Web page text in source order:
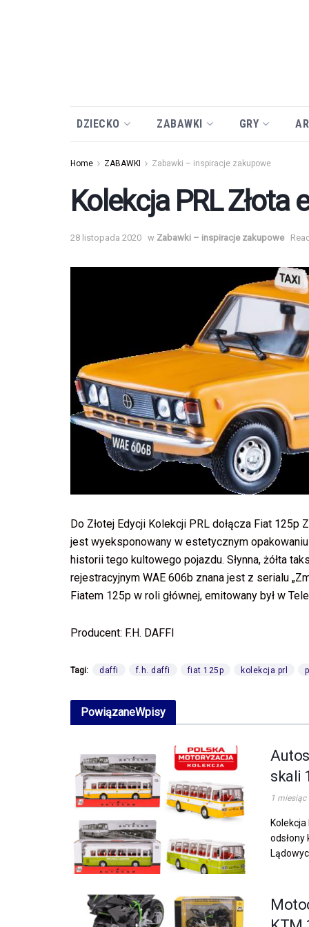
DZIECKO ZABAWKI GRY
Home ZABAWKI Zabawki – inspiracje zakupowe
Kolekcja PRL
28 listopada 2020 w Zabawki – inspiracje zakupowe
Do Złotej Edycji Kolekcji PRL dołącza Fiat
jest wyeksponowany w estetycznym
historii tego kultowego pojazdu. Słynna, żółta
rejestracyjnym WAE 606b znana jest z serialu
Fiatem 125p w roli głównej, emitowany był w
Producent: F.H. DAFFI
Tagi: daffi f.h. daffi fiat 125p kolekcja prl
PowiązaneWpisy
skali
1 miesiąc
odsłony